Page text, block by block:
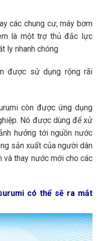
các chung cư, máy bơm
là một trợ thủ đắc lực
ly nhanh chóng
được sử dụng rộng rãi
còn được ứng dụng
Nó được dùng để xử
hưởng tới nguồn nước
sản xuất của người dân
và thay nước mới cho các
có thể sẽ ra mắt